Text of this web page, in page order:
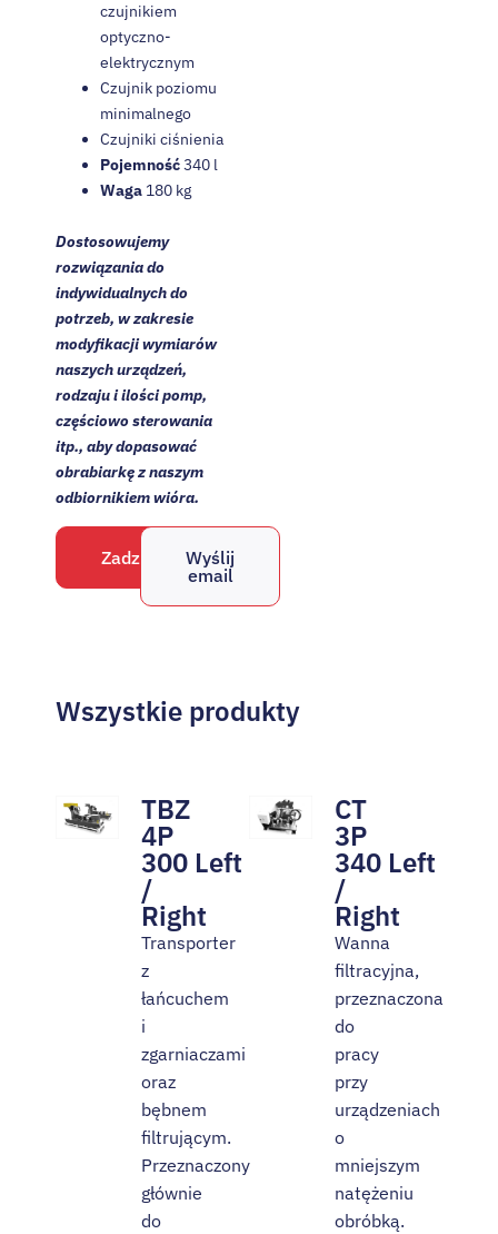
czujnikiem
optyczno-
elektrycznym
Czujnik poziomu
minimalnego
Czujniki ciśnienia
Pojemność340 l
Waga180 kg
Dostosowujemy
rozwiązania do
indywidualnych do
potrzeb, w zakresie
modyfikacji wymiarów
naszych urządzeń,
rodzaju i ilości pomp,
częściowo sterowania
itp., aby dopasować
obrabiarkę z naszym
odbiornikiem wióra.
Zadzwoń
Wyślij
email
Wszystkie produkty
TBZ
4P
300 Left
/
Right
Transporter
z
łańcuchem
i
zgarniaczami
oraz
bębnem
filtrującym.
Przeznaczony
głównie
do
CT
3P
340 Left
/
Right
Wanna
filtracyjna,
przeznaczona
do
pracy
przy
urządzeniach
o
mniejszym
natężeniu
obróbką.